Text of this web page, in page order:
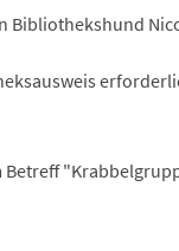
Bibliothekshund